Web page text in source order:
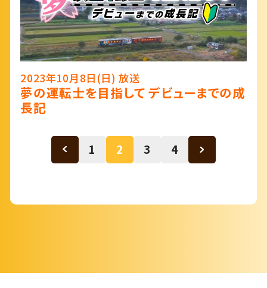
2023年10月8日(日) 放送
夢の運転士を目指して デビューまでの成
長記
1 2 3 4